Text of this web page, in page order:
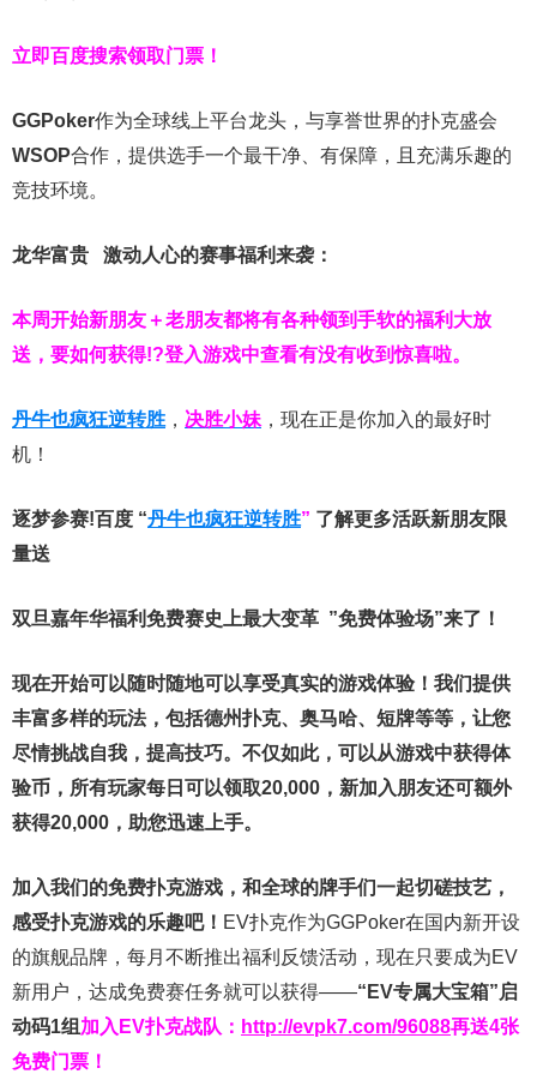
立即百度搜索领取门票！
GGPoker作为全球线上平台龙头，与享誉世界的扑克盛会
WSOP合作，提供选手一个最干净、有保障，且充满乐趣的
竞技环境。
龙华富贵 激动人心的赛事福利来袭：
本周开始新朋友＋老朋友都将有各种领到手软的福利大放
送，要如何获得!?登入游戏中查看有没有收到惊喜啦。
丹牛也疯狂逆转胜 ， 决胜小妹 ，现在正是你加入的最好时
机！
逐梦参赛!百度 “丹牛也疯狂逆转胜” 了解更多活跃新朋友限
量送
双旦嘉年华福利免费赛史上最大变革 ”免费体验场”来了！
现在开始可以随时随地可以享受真实的游戏体验！我们提供
丰富多样的玩法，包括德州扑克、奥马哈、短牌等等，让您
尽情挑战自我，提高技巧。不仅如此， 可以从游戏中获得体
验币，所有玩家每日可以领取20,000，新加入朋友还可额外
获得20,000，助您迅速上手。
加入我们的免费扑克游戏，和全球的牌手们一起切磋技艺，
感受扑克游戏的乐趣吧！ EV扑克作为GGPoker在国内新开设
的旗舰品牌，每月不断推出福利反馈活动，现在只要成为EV
新用户，达成免费赛任务就可以获得——“EV专属大宝箱”启
动码1组 加入EV扑克战队： http://evpk7.com/96088再送4张
免费门票！